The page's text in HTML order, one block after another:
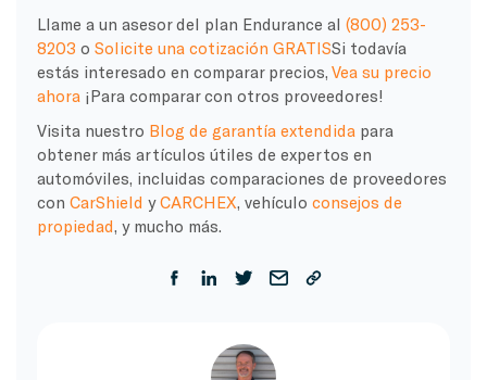
Llame a un asesor del plan Endurance al (800) 253-
8203 o Solicite una cotización GRATISSi todavía
estás interesado en comparar precios, Vea su precio
ahora ¡Para comparar con otros proveedores!
Visita nuestro Blog de garantía extendida para
obtener más artículos útiles de expertos en
automóviles, incluidas comparaciones de proveedores
con CarShield yCARCHEX , vehículo consejos de
propiedad , y mucho más.